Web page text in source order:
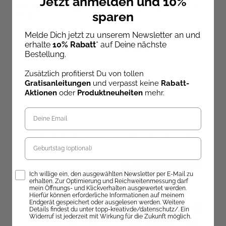
Häkelspaß mit Peppa
Sofort Lieferbar
19,99 €
Lovely Lanyards häkeln
Sofort Lieferbar
16,99 €
Entdecke unsere Neuheiten!
sparen
Melde Dich jetzt zu unserem Newsletter an und
erhalte 10% Rabatt* auf Deine nächste
Bestellung.
Zusätzlich profitierst Du von tollen
Gratisanleitungen und verpasst keine Rabatt-
Aktionen oder Produktneuheiten mehr.
Geburtstag
Opt-InIch willige ein, den ausgewählten Newsletter per E-Mail zu
erhalten. Zur Optimierung und Reichweitenmessung darf
mein Öffnungs- und Klickverhalten ausgewertet werden.
Hierfür können erforderliche Informationen auf meinem
Endgerät gespeichert oder ausgelesen werden. Weitere
Details findest du unter topp-kreativ.de/datenschutz/. Ein
Widerruf ist jederzeit mit Wirkung für die Zukunft möglich.